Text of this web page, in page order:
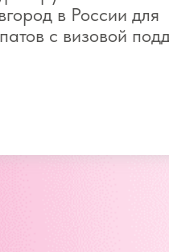
в России для
с визовой